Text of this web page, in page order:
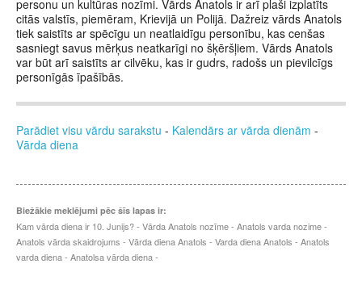
personu un kultūras nozīmi. Vārds Anatols ir arī plaši izplatīts
citās valstīs, piemēram, Krievijā un Polijā. Dažreiz vārds Anatols
tiek saistīts ar spēcīgu un neatlaidīgu personību, kas cenšas
sasniegt savus mērķus neatkarīgi no šķēršļiem. Vārds Anatols
var būt arī saistīts ar cilvēku, kas ir gudrs, radošs un pievilcīgs
personīgās īpašībās.
Parādiet visu vārdu sarakstu - Kalendārs ar vārda dienām -
Vārda diena
Biežākie meklējumi pēc šīs lapas ir:
Kam vārda diena ir 10. Junijs? - Vārda Anatols nozīme - Anatols varda nozime -
Anatols vārda skaidrojums - Vārda diena Anatols - Varda diena Anatols - Anatols
varda diena - Anatolsa vārda diena -